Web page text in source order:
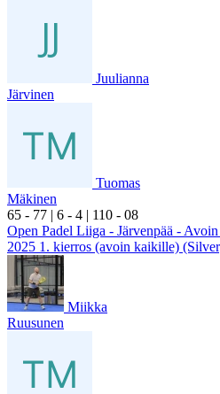
Juulianna
Järvinen
Tuomas
Mäkinen
65 - 77 | 6 - 4 | 110 - 08
Open Padel Liiga - Järvenpää -
2025 1. kierros (avoin kaikille)
Miikka
Ruusunen